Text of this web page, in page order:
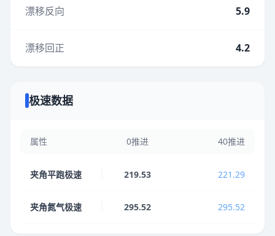
漂移反向 5.9
漂移回正 4.2
极速数据
属性 0推进 40推进
夹角平跑极速 219.53 221.29
夹角氮气极速 295.52 295.52